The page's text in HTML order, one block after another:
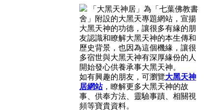
「大黑天神居」為「七葉佛教書
舍」附設的大黑天專題網站，宣揚
大黑天神的功德，讓很多有緣的朋
友認識和瞭解大黑天神的本生傳和
歷史背景，也因為這個機緣，讓很
多宿世與大黑天神有深厚緣份的人
開始發心供養承事大黑天神。
如有興趣的朋友，可瀏覽大黑天神
居網站，瞭解更多大黑天神的故
事、供奉方法、靈驗事蹟、相關視
頻等寶貴資料。